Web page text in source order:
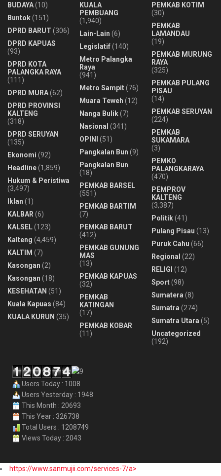
BUDAYA(10)
Buntok(151)
DPRD BARUT (306)
DPRD KAPUAS
(93)
DPRD KOTA
PALANGKA RAYA
(111)
DPRD MURA(62)
DPRD PROVINSI
KALTENG
(318)
DPRD SERUYAN
(135)
Ekonomi (92)
Headline(1,859)
Hukum & Peristiwa
(3,497)
Iklan (1)
KALBAR (6)
KALSEL(123)
Kalteng (4,459)
KALTIM (7)
Kasongan (2)
Kasongan (18)
KESEHATAN (51)
Kuala Kapuas (84)
KUALA KURUN (35)
KUALA
PEMBUANG
(1,940)
Lain-Lain (6)
Legislatif(140)
Metro Palangka
Raya
(941)
Metro Sampit(76)
Muara Teweh (12)
Nanga Bulik(7)
Nasional (341)
OPINI
(51)
Pangkalan Bun (9)
Pangkalan Bun
(18)
PEMKAB BARSEL
(551)
PEMKAB BARTIM
(7)
PEMKAB BARUT
(412)
PEMKAB GUNUNG
MAS
(13)
PEMKAB KAPUAS
(32)
PEMKAB
KATINGAN
(17)
PEMKAB KOBAR
(11)
PEMKAB KOTIM
(30)
PEMKAB
LAMANDAU
(19)
PEMKAB MURUNG
RAYA
(325)
PEMKAB PULANG
PISAU
(14)
PEMKAB SERUYAN
(224)
PEMKAB
SUKAMARA
(3)
PEMKO
PALANGKARAYA
(470)
PEMPROV
KALTENG
(3,387)
Politik(41)
Pulang Pisau (13)
Puruk Cahu (66)
Regional (22)
RELIGI (12)
Sport(98)
Sumatera (8)
Sumatra (274)
Sumatra Utara (5)
Uncategorized
(192)
Users Today : 1008
Users Yesterday : 1948
This Month : 20693
This Year : 326738
Total Users : 1208749
Views Today : 2043
https://www.sanmujii.com/services-7/a>